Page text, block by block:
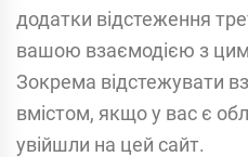
додатки відстеження
вашою взаємодією з
Зокрема відстежувати
вмістом, якщо у вас є
увійшли на цей сайт.